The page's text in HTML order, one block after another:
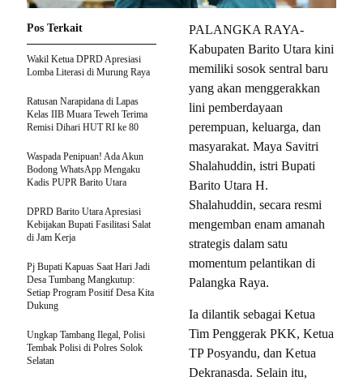
PALANGKA RAYA-
Kabupaten Barito Utara kini
memiliki sosok sentral baru
yang akan menggerakkan
lini pemberdayaan
perempuan, keluarga, dan
masyarakat. Maya Savitri
Shalahuddin, istri Bupati
Barito Utara H.
Shalahuddin, secara resmi
mengemban enam amanah
strategis dalam satu
momentum pelantikan di
Palangka Raya.
Ia dilantik sebagai Ketua
Tim Penggerak PKK, Ketua
TP Posyandu, dan Ketua
Dekranasda. Selain itu,
Pos Terkait
Wakil Ketua DPRD Apresiasi
Lomba Literasi di Murung Raya
Ratusan Narapidana di Lapas
Kelas IIB Muara Teweh Terima
Remisi Dihari HUT RI ke 80
Waspada Penipuan! Ada Akun
Bodong WhatsApp Mengaku
Kadis PUPR Barito Utara
DPRD Barito Utara Apresiasi
Kebijakan Bupati Fasilitasi Salat
di Jam Kerja
Pj Bupati Kapuas Saat Hari Jadi
Desa Tumbang Mangkutup:
Setiap Program Positif Desa Kita
Dukung
Ungkap Tambang Ilegal, Polisi
Tembak Polisi di Polres Solok
Selatan